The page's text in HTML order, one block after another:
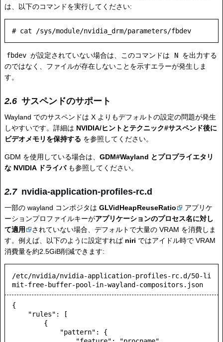
は、以下のコマンドを実行してください:
fbdev が設定されていない場合は、このコマンドは N を出力する
のではなく、ファイルが存在しないことを示すエラーが発生しま
す。
サスペンドのサポート
Wayland でのサスペンドは X よりもデフォルトの設定の問題が発生
しやすいです。詳細は NVIDIA/ヒントとテクニック#サスペンド後に
ビデオメモリを保持する を参照してください。
GDM を使用している場合は、 GDM#Wayland とプロプライエタリ
な NVIDIA ドライバも参照してください。
nvidia-application-profiles-rc.d
一部の wayland コンポジタは GLVidHeapReuseRatio
アプリケ
ーションプロファイルキーがアプリケーションのプロセス名に対し
て適用
されていない場合、デフォルトで大量の VRAM を消費しま
す。例えば、以下のように設定すれば niri ではアイドル時で VRAM
消費量を約2.5GiB削減できます:
/etc/nvidia/nvidia-application-profiles-rc.d/50-li
mit-free-buffer-pool-in-wayland-compositors.json
{